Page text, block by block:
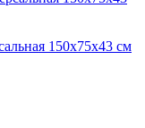
150x75x43 см